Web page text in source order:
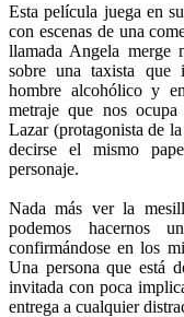
Esta película juega en
con escenas de una
llamada Angela merge
sobre una taxista que
hombre alcohólico y
metraje que nos
Lazar (protagonista de
decirse el mismo
personaje.
Nada más ver la
podemos hacernos
confirmándose en los
Una persona que está
invitada con poca
entrega a cualquier